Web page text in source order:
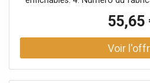
direction à gauche ou à
direction à
55,65